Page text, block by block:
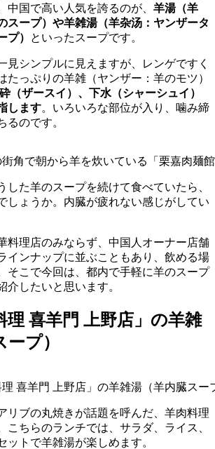
中国で高い人気を誇るのが、 羊湯（羊
スープ）や羊雑湯（羊杂汤：ヤンザータ
プ）
といったスープです。
見シンプルに見えますが、レンゲですく
たっぷりの羊雑（ヤンザー：羊のモツ）
（ザースイ）、下水（シャーシュイ）
します。いろいろな部位が入り、噛み締
るのです。
角で朝から羊を炊いている「栗嘉肉麺
した羊のスープを続けて食べていたら、
しょうか。内臓が疲れない感じがしてい
料理店のみならず、中国人オーナー店舗
インナップに並ぶこともあり、飲める場
そこで今回は、都内で手軽に羊のスープ
介したいと思います。
理 喜羊門 上野店」の羊雑
プ）
理 喜羊門 上野店」の羊雑湯（羊内臓スー
リブの丸焼きが話題を呼んだ、羊肉料理
こちらのランチでは、サラダ、ライス、
ットで羊雑湯が楽しめます。